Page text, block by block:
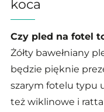
koca
Czy pled na fotel
Żółty bawełniany
będzie pięknie
szarym fotelu typu
też wiklinowe i